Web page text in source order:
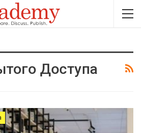
Доступа